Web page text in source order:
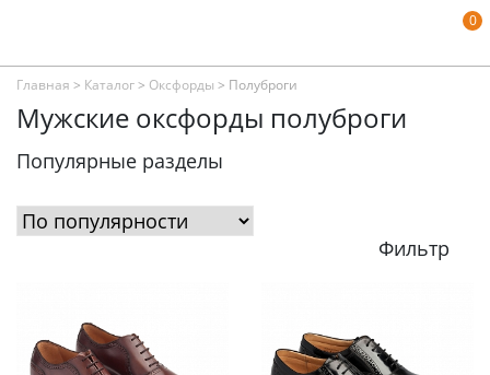
0
Главная > Каталог> Оксфорды > Полуброги
Мужские оксфорды полуброги
Популярные разделы
Фильтр